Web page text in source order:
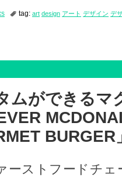
tag: art design アート デザイン デ
ムができるマ
BURGER
ーストフードチ